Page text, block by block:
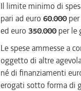
Il limite minimo di
pari ad euro 60.000per
ed euro 350.000per le
Le spese ammesse a
oggetto di altre
né di finanziamenti
erogati sotto forma di